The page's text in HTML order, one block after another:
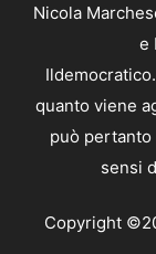
Nicola
e
quanto viene
può
sensi
Copyright